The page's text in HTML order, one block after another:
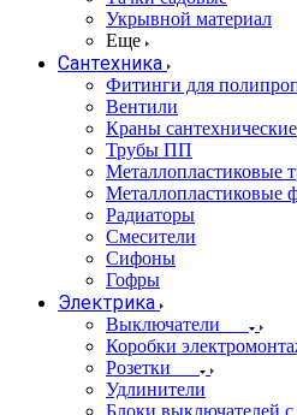
Укрывной материал
Еще
Сантехника
Фитинги для
Вентили
Краны сантехнические
Трубы ПП
Металлопластиковые
Металлопластиковые
Радиаторы
Смесители
Сифоны
Гофры
Электрика
Выключатели
Коробки
Розетки
Удлинители
Блоки выключателей с